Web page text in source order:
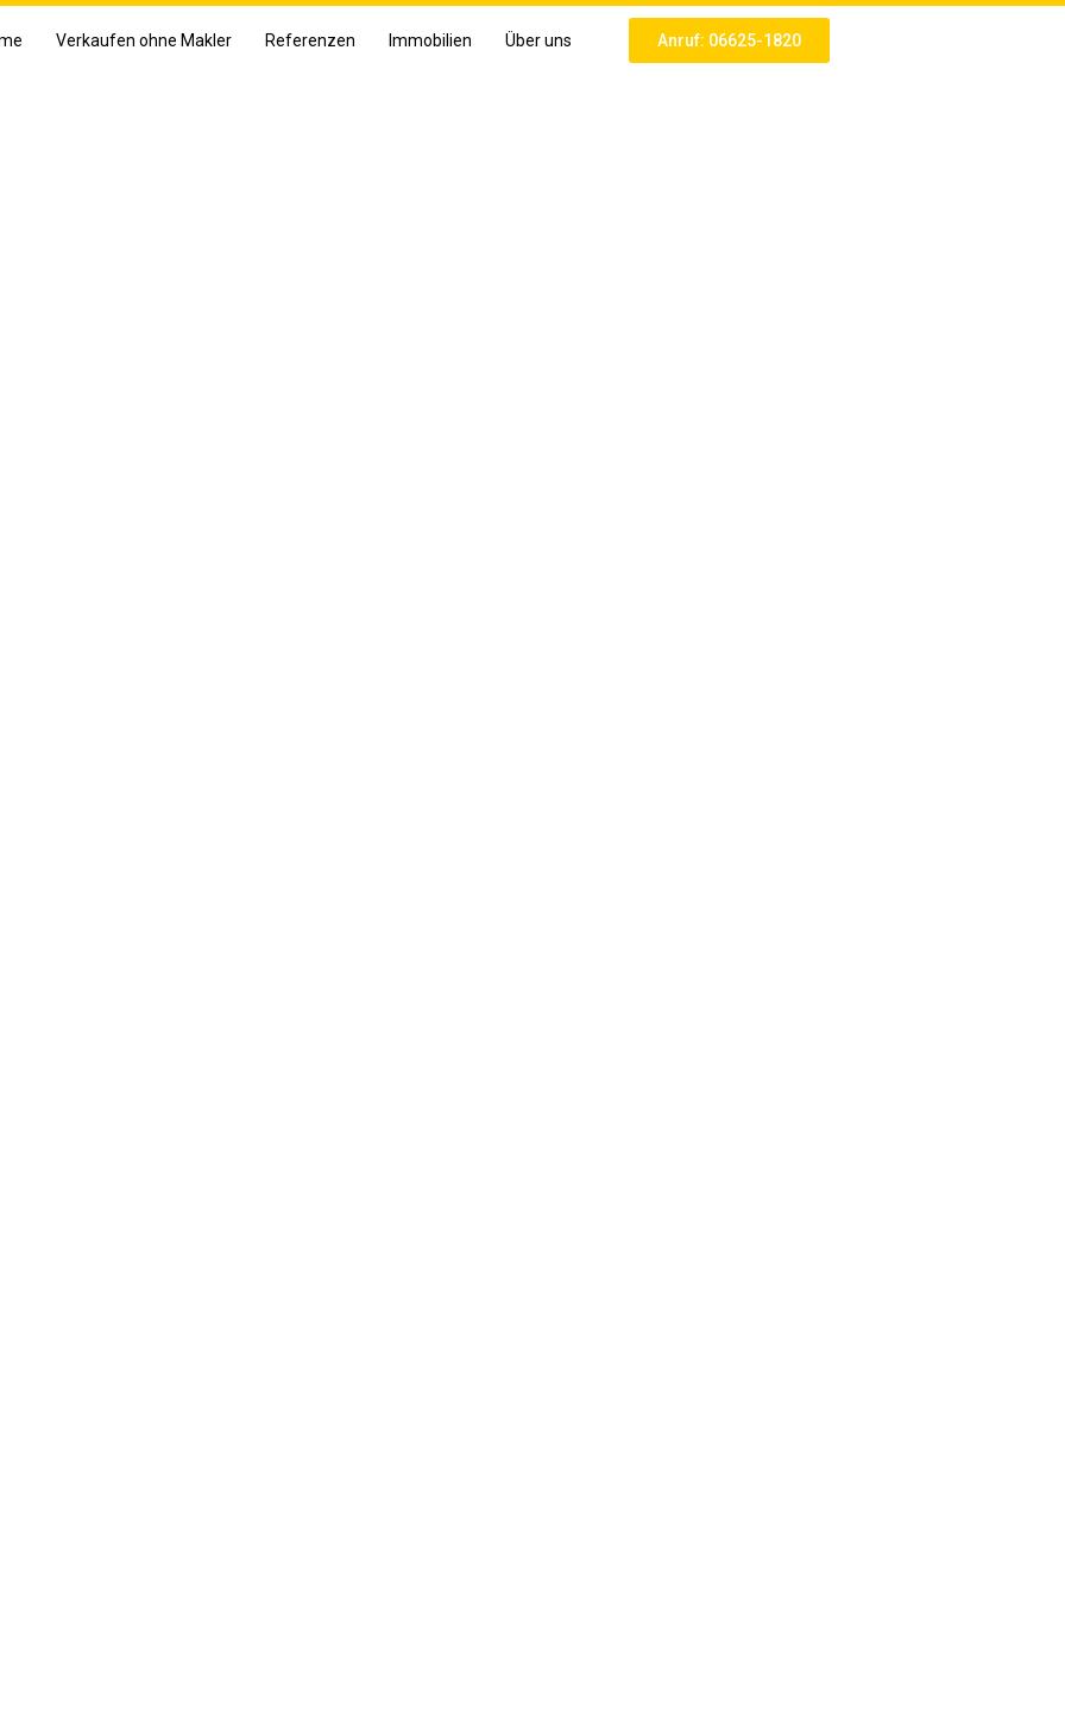
Verkaufen ohne Makler Referenzen Immobilien Über uns Anruf: 06625-1820